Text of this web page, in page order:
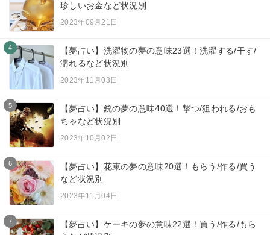
珍しいお金など状況別
2023年09月21日
4
【夢占い】洗濯物の夢の意味23選！洗濯する/干す/
濡れるなど状況別
2023年11月03日
5
【夢占い】銃の夢の意味40選！撃つ/狙われる/おも
ちゃなど状況別
2023年10月02日
6
【夢占い】花束の夢の意味20選！もらう/作る/買う
など状況別
2023年11月04日
7
【夢占い】ケーキの夢の意味22選！買う/作る/もら